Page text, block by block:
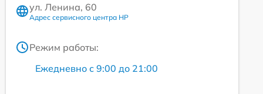
ул. Ленина, 60
Адрес сервисного центра HP
Режим работы:
Ежедневно с 9:00 до 21:00